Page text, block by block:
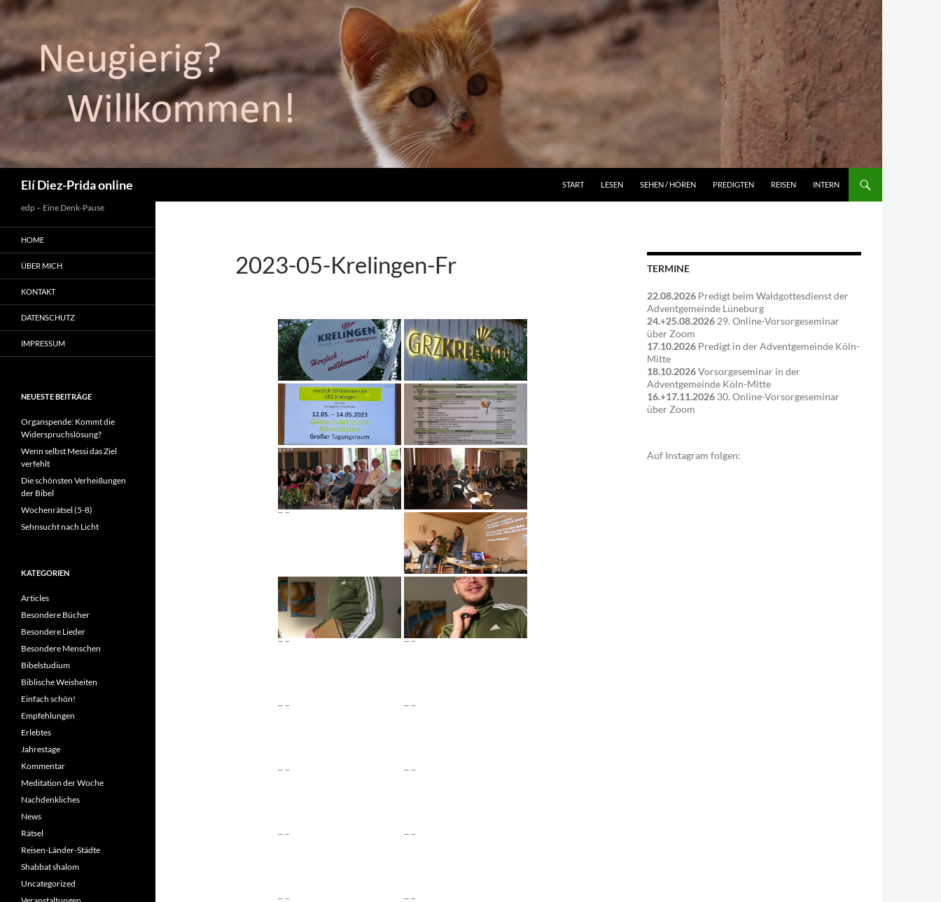
Elí Diez-Prida online
START
LESEN SEHEN / HÖREN PREDIGTEN REISEN INTERN
2023-05-Krelingen-Fr TERMINE
22.08.2026 Predigt beim Waldgottesdienst der
Adventgemeinde Lüneburg
24.+25.08.2026 29. Online-Vorsorgeseminar
über Zoom
17.10.2026 Predigt in der Adventgemeinde Köln-
Mitte
18.10.2026Vorsorgeseminar in der
Adventgemeinde Köln-Mitte
16.+17.11.2026 30. Online-Vorsorgeseminar
über Zoom
Auf Instagram folgen:
edp – Eine Denk-Pause
HOME
ÜBER MICH
KONTAKT
DATENSCHUTZ
IMPRESSUM
NEUESTE BEITRÄGE
Organspende: Kommt die
Widerspruchslösung?
Wenn selbst Messi das Ziel
verfehlt
Die schönsten Verheißungen
der Bibel
Wochenrätsel (5-8)
Sehnsucht nach Licht
KATEGORIEN
Articles
Besondere Bücher
Besondere Lieder
Besondere Menschen
Bibelstudium
Biblische Weisheiten
Einfach schön!
Empfehlungen
Erlebtes
Jahrestage
Kommentar
Meditation der Woche
Nachdenkliches
News
Rätsel
Reisen-Länder-Städte
Shabbat shalom
Uncategorized